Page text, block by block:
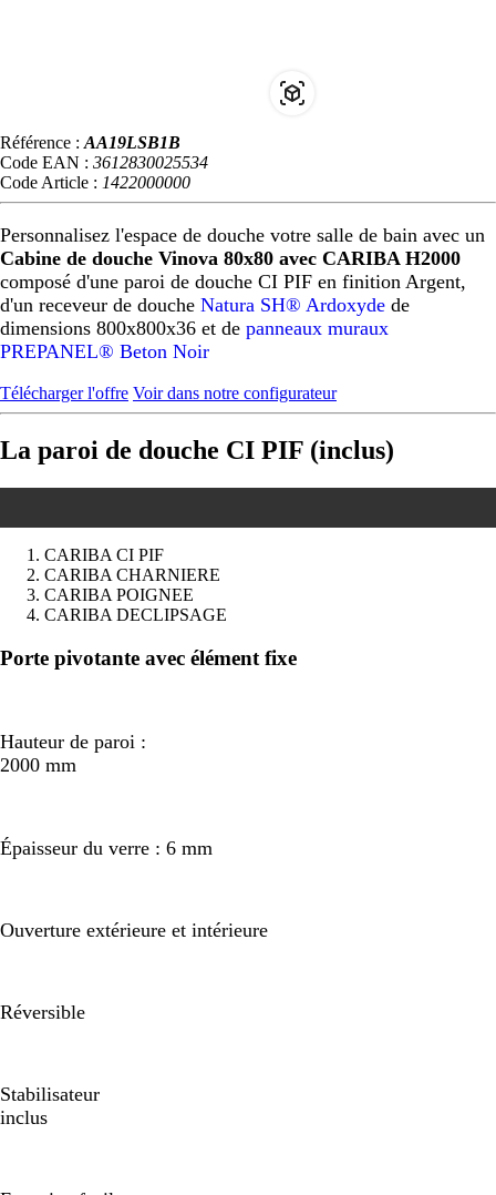
Référence : AA19LSB1B
Code EAN : 3612830025534
Code Article : 1422000000
Personnalisez l'espace de douche votre salle de bain avec un
Cabine de douche Vinova 80x80 avec CARIBA H2000
composé d'une paroi de douche CI PIF en finition Argent,
d'un receveur de douche Natura SH® Ardoxyde de
dimensions 800x800x36 et de panneaux muraux
PREPANEL® Beton Noir
Télécharger l'offre Voir dans notre configurateur
La paroi de douche CI PIF (inclus)
CARIBA CI PIF
CARIBA CHARNIERE
CARIBA POIGNEE
CARIBA DECLIPSAGE
Précédent
Suivant
Porte pivotante avec élément fixe
Hauteur de paroi :
2000 mm
Épaisseur du verre : 6 mm
Ouverture extérieure et intérieure
Réversible
Stabilisateur
inclus